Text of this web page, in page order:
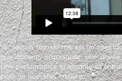
Vu, revu & transformé est un
aux accents organiques, une
Une performance étonnante et
pour de nouvelles histoires.